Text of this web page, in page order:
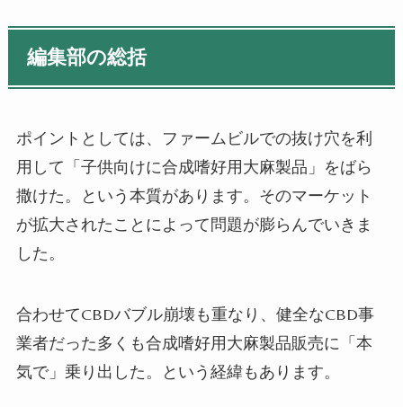
編集部の総括
ポイントとしては、ファームビルでの抜け穴を利
用して「子供向けに合成嗜好用大麻製品」をばら
撒けた。という本質があります。そのマーケット
が拡大されたことによって問題が膨らんでいきま
した。
合わせてCBDバブル崩壊も重なり、健全なCBD事
業者だった多くも合成嗜好用大麻製品販売に「本
気で」乗り出した。という経緯もあります。